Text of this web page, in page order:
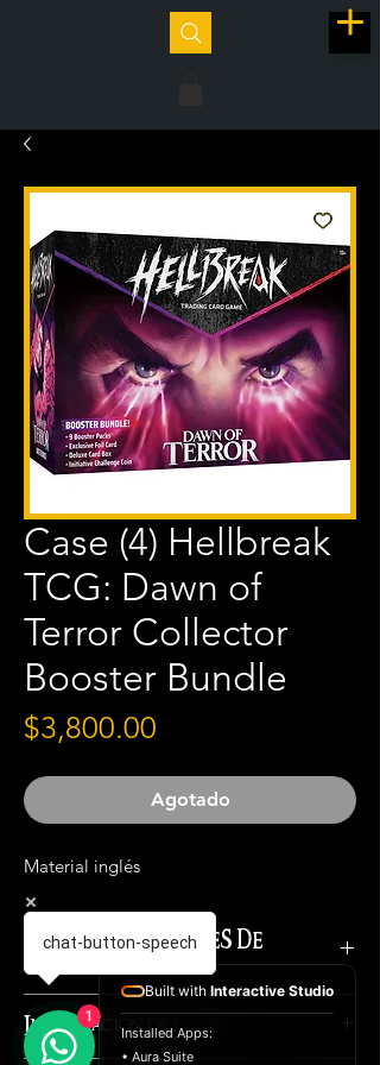
Case (4) Hellbreak
TCG: Dawn of
Terror Collector
Booster Bundle
$3,800.00
Agotado
Material inglés
¡IMPORTANTE ANTES DE
El costo total del producto es el
marcado en la publicación.
Información de envío
chat-button-speech
1
Built with Interactive Studio
Installed Apps:
• Aura Suite